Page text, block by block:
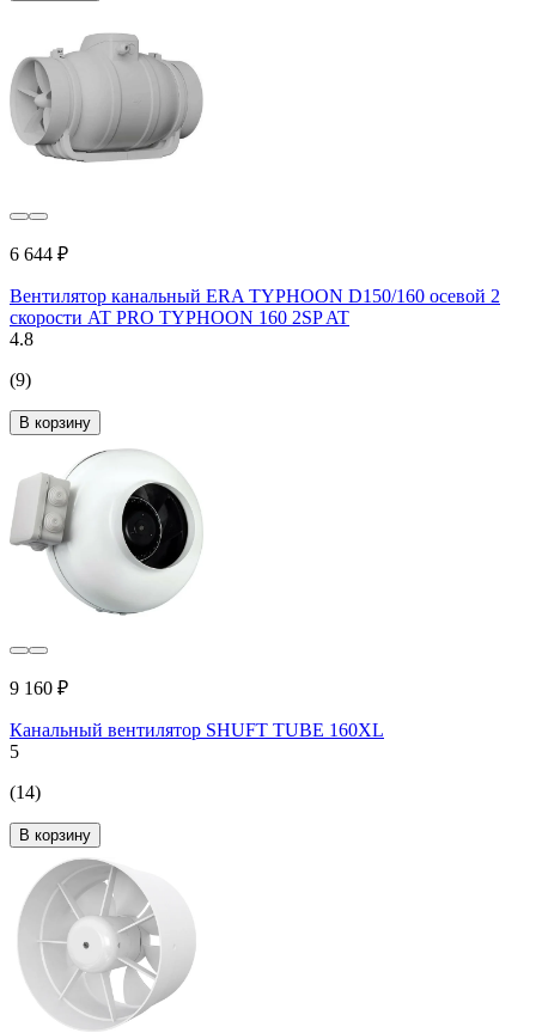
6 644 ₽
Вентилятор канальный ERA TYPHOON D150/160 осевой 2
скорости AT PRO TYPHOON 160 2SP AT
4.8
(9)
В корзину
9 160 ₽
Канальный вентилятор SHUFT TUBE 160XL
5
(14)
В корзину